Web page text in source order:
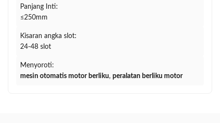
Panjang Inti:
≤250mm
Kisaran angka slot:
24-48 slot
Menyoroti:
mesin otomatis motor berliku, peralatan berliku motor